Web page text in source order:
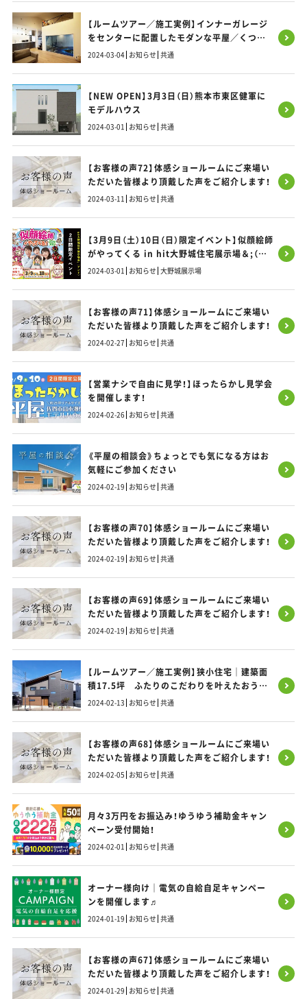
【ルームツアー／施工実例】インナーガレージ
をセンターに配置したモダンな平屋／くつろ
ぎのリビングから愛車を愛でる理想のLDK
2024-03-04 お知らせ 共通
【NEW OPEN】3月3日（日）熊本市東区健軍に
モデルハウス
2024-03-01 お知らせ 共通
【お客様の声72】体感ショールームにご来場い
ただいた皆様より頂戴した声をご紹介します！
2024-03-11 お知らせ 共通
【3月9日（土）10日（日）限定イベント】似顔絵師
がやってくる in hit大野城住宅展示場＆;（ア
ンド）
2024-03-01 お知らせ 大野城展示場
【お客様の声71】体感ショールームにご来場い
ただいた皆様より頂戴した声をご紹介します！
2024-02-27 お知らせ 共通
【営業ナシで自由に見学！】ほったらかし見学会
を開催します！
2024-02-26 お知らせ 共通
《平屋の相談会》ちょっとでも気になる方はお
気軽にご参加ください
2024-02-19 お知らせ 共通
【お客様の声70】体感ショールームにご来場い
ただいた皆様より頂戴した声をご紹介します！
2024-02-19 お知らせ 共通
【お客様の声69】体感ショールームにご来場い
ただいた皆様より頂戴した声をご紹介します！
2024-02-19 お知らせ 共通
【ルームツアー／施工実例】狭小住宅｜建築面
積17.5坪 ふたりのこだわりを叶えたおうち
／インナーガレージと木目のかわいいCafé風
2024-02-13 お知らせ 共通
【お客様の声68】体感ショールームにご来場い
ただいた皆様より頂戴した声をご紹介します！
2024-02-05 お知らせ 共通
月々3万円をお振込み！ゆうゆう補助金キャン
ペーン受付開始！
2024-02-01 お知らせ 共通
オーナー様向け｜電気の自給自足キャンペー
ンを開催します♬
2024-01-19 お知らせ 共通
【お客様の声67】体感ショールームにご来場い
ただいた皆様より頂戴した声をご紹介します！
2024-01-29 お知らせ 共通